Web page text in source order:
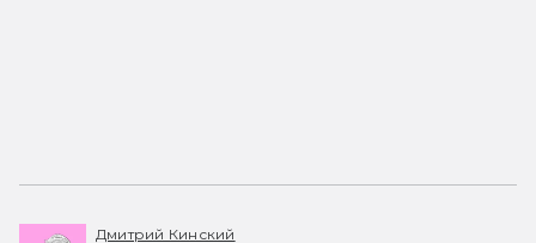
Дмитрий Кинский